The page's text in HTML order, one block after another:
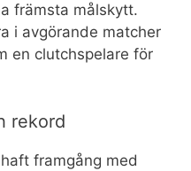
främsta målskytt.
i avgörande matcher
en clutchspelare för
rekord
framgång med